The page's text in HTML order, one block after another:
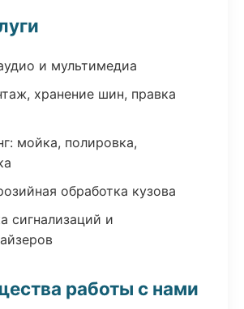
и мультимедиа
хранение шин, правка
мойка, полировка,
обработка кузова
сигнализаций и
работы с нами